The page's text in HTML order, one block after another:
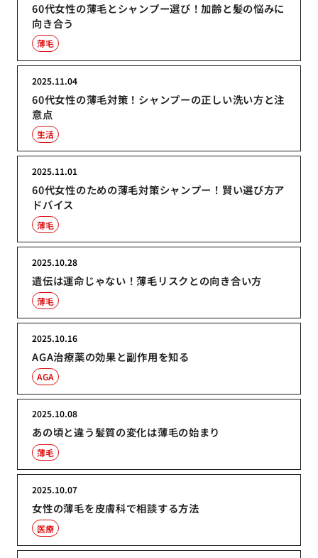
60代女性の薄毛とシャンプー選び！加齢と髪の悩みに
向き合う
薄毛
60代女性の薄毛対策！シャンプーの正しい洗い方と注
意点
2025.11.04
生活
60代女性のための薄毛対策シャンプー！賢い選び方ア
ドバイス
2025.11.01
薄毛
遺伝は運命じゃない！薄毛リスクとの向き合い方
2025.10.28
薄毛
AGA治療薬の効果と副作用を知る
2025.10.16
AGA
あの頃と違う髪質の変化は薄毛の始まり
2025.10.08
薄毛
女性の薄毛を皮膚科で相談する方法
2025.10.07
医療